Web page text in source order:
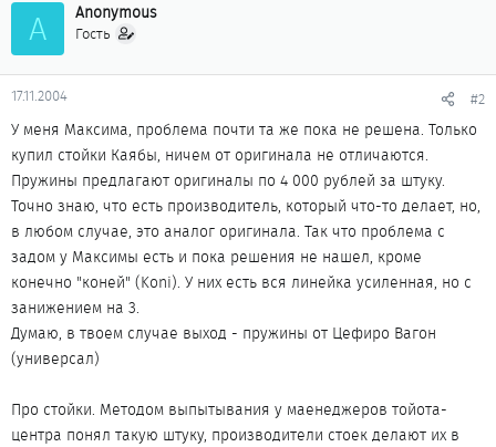
A Anonymous
Гость
17.11.2004 #2
У меня Максима, проблема почти та же пока не решена. Только
купил стойки Каябы, ничем от оригинала не отличаются.
Пружины предлагают оригиналы по 4 000 рублей за штуку.
Точно знаю, что есть производитель, который что-то делает, но,
в любом случае, это аналог оригинала. Так что проблема с
задом у Максимы есть и пока решения не нашел, кроме
конечно "коней" (Koni). У них есть вся линейка усиленная, но с
занижением на 3.
Думаю, в твоем случае выход - пружины от Цефиро Вагон
(универсал)
Про стойки. Методом выпытывания у маенеджеров тойота-
центра понял такую штуку, производители стоек делают их в